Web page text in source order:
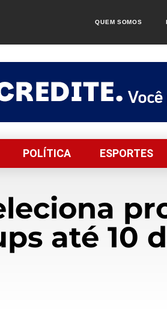
QUEM SOMOS
POLÍTICA ESPORTES
até 10